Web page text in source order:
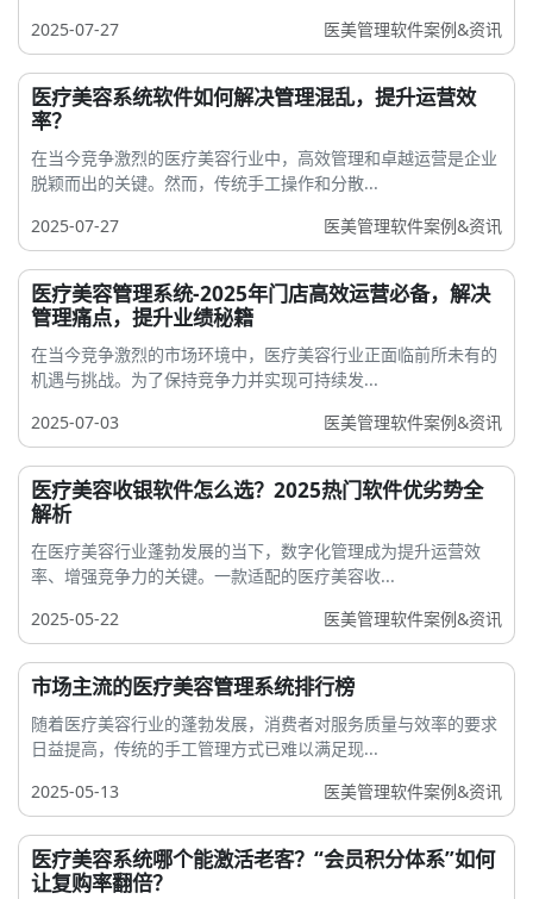
2025-07-27
医美管理软件案例&资讯
医疗美容系统软件如何解决管理混乱，提升运营效
率？
在当今竞争激烈的医疗美容行业中，高效管理和卓越运营是企业
脱颖而出的关键。然而，传统手工操作和分散...
2025-07-27
医美管理软件案例&资讯
医疗美容管理系统-2025年门店高效运营必备，解决
管理痛点，提升业绩秘籍
在当今竞争激烈的市场环境中，医疗美容行业正面临前所未有的
机遇与挑战。为了保持竞争力并实现可持续发...
2025-07-03
医美管理软件案例&资讯
医疗美容收银软件怎么选？2025热门软件优劣势全
解析
在医疗美容行业蓬勃发展的当下，数字化管理成为提升运营效
率、增强竞争力的关键。一款适配的医疗美容收...
2025-05-22
医美管理软件案例&资讯
市场主流的医疗美容管理系统排行榜
随着医疗美容行业的蓬勃发展，消费者对服务质量与效率的要求
日益提高，传统的手工管理方式已难以满足现...
2025-05-13
医美管理软件案例&资讯
医疗美容系统哪个能激活老客？“会员积分体系”如何
让复购率翻倍？